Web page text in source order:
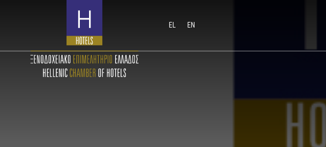
EL EN